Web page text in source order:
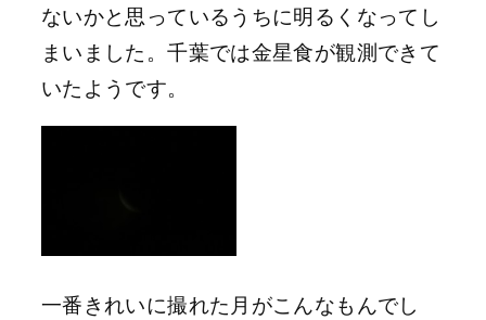
ないかと思っているうちに明るくなってし
まいました。千葉では金星食が観測できて
いたようです。
一番きれいに撮れた月がこんなもんでし